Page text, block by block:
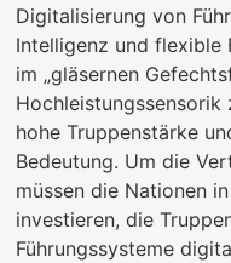
Digitalisierung von
Intelligenz und flexible
im „gläsernen
Hochleistungssensorik
hohe Truppenstärke
Bedeutung. Um die
müssen die Nationen
investieren, die
Führungssysteme